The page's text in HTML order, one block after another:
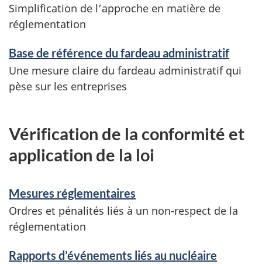
Simplification de l’approche en matière de
réglementation
Base de référence du fardeau administratif
Une mesure claire du fardeau administratif qui
pèse sur les entreprises
Vérification de la conformité et
application de la loi
Mesures réglementaires
Ordres et pénalités liés à un non-respect de la
réglementation
Rapports d’événements liés au nucléaire